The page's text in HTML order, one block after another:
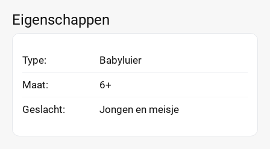
Eigenschappen
Type: Babyluier
Maat: 6+
Geslacht: Jongen en meisje